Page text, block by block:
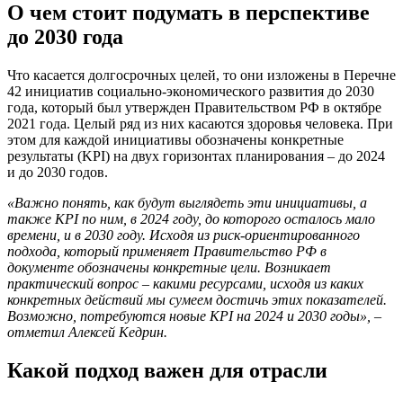
О чем стоит подумать в перспективе
до 2030 года
Что касается долгосрочных целей, то они изложены в Перечне
42 инициатив социально-экономического развития до 2030
года, который был утвержден Правительством РФ в октябре
2021 года. Целый ряд из них касаются здоровья человека. При
этом для каждой инициативы обозначены конкретные
результаты (KPI) на двух горизонтах планирования – до 2024
и до 2030 годов.
«Важно понять, как будут выглядеть эти инициативы, а
также KPIпо ним, в 2024 году, до которого осталось мало
времени, и в 2030 году. Исходя из риск-ориентированного
подхода, который применяет Правительство РФ в
документе обозначены конкретные цели. Возникает
практический вопрос – какими ресурсами, исходя из каких
конкретных действий мы сумеем достичь этих показателей.
Возможно, потребуются новые KPI на 2024 и 2030 годы», –
отметил Алексей Кедрин.
Какой подход важен для отрасли